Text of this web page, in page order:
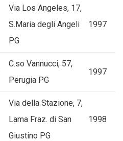
Via Los Angeles, 17,
S.Maria degli Angeli
PG
1997
C.so Vannucci, 57,
Perugia PG
1997
Via della Stazione, 7,
Lama Fraz. di San
Giustino PG
1998